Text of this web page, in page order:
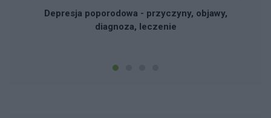
Depresja poporodowa - przyczyny, objawy,
diagnoza, leczenie